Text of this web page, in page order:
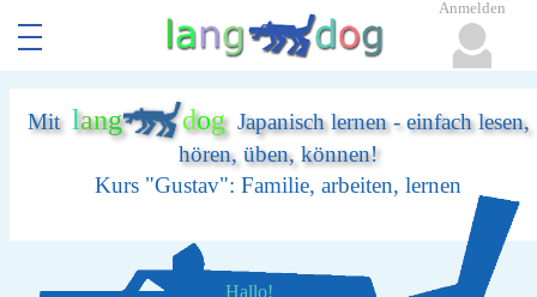
Mit lang dogJapanisch lernen - einfach lesen,
hören, üben, können!
Kurs "Gustav": Familie, arbeiten, lernen
Hallo!
Anmelden